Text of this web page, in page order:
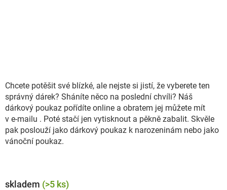
Chcete potěšit své blízké, ale nejste si jistí, že vyberete ten
správný dárek? Sháníte něco na poslední chvíli? Náš
dárkový poukaz pořídíte online a obratem jej můžete mít
v e‑mailu . Poté stačí jen vytisknout a pěkně zabalit. Skvěle
pak poslouží jako dárkový poukaz k narozeninám nebo jako
vánoční poukaz.
skladem (>5 ks)